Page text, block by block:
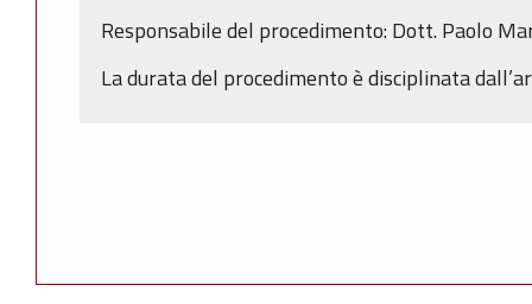
Responsabile del procedimento: Dott. Paolo
La durata del procedimento è disciplinata